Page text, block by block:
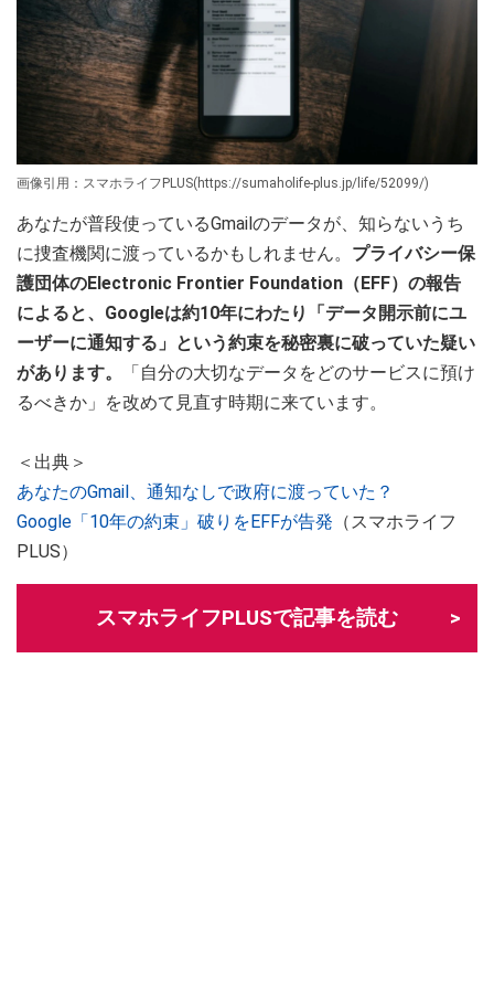
画像引用：スマホライフPLUS(https://sumaholife-plus.jp/life/52099/)
あなたが普段使っているGmailのデータが、知らないうち
に捜査機関に渡っているかもしれません。 プライバシー保
護団体のElectronic Frontier Foundation（EFF）の報告
によると、Googleは約10年にわたり「データ開示前にユ
ーザーに通知する」という約束を秘密裏に破っていた疑い
があります。
「自分の大切なデータをどのサービスに預け
るべきか」を改めて見直す時期に来ています。
＜出典＞
あなたのGmail、通知なしで政府に渡っていた？
Google「10年の約束」破りをEFFが告発 （スマホライフ
PLUS）
スマホライフPLUSで記事を読む